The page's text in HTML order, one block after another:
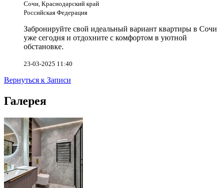
Сочи, Краснодарский край
Российская Федерация
Забронируйте свой идеальный вариант квартиры в Сочи
уже сегодня и отдохните с комфортом в уютной
обстановке.
23-03-2025 11:40
Вернуться к Записи
Галерея